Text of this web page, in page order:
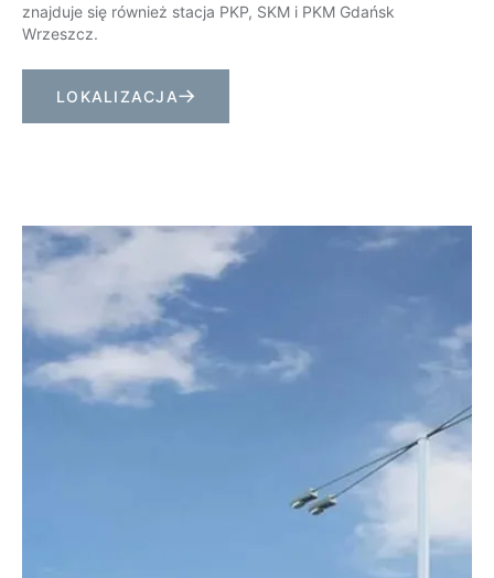
znajduje się również stacja PKP, SKM i PKM Gdańsk
Wrzeszcz.
LOKALIZACJA